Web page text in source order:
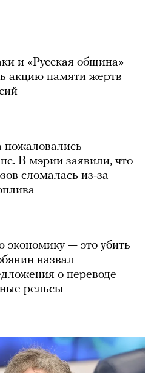
и «Русская община»
акцию памяти жертв
В мэрии заявили, что
сломалась из-за
экономику — это убить
назвал
о переводе
рельсы